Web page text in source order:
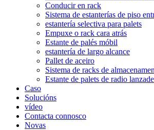
Conducir en rack
Sistema de estanterías de piso
estantería selectiva para palets
Empuxe o rack cara atrás
Estante de palés móbil
estantería de largo alcance
Pallet de aceiro
Sistema de racks de
Estante de palets de radio
Caso
Solucións
vídeo
Contacta connosco
Novas